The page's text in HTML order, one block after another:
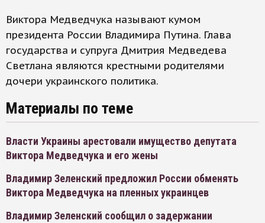
Виктора Медведчука называют кумом
президента России Владимира Путина. Глава
государства и супруга Дмитрия Медведева
Светлана являются крестными родителями
дочери украинского политика.
Материалы по теме
Власти Украины арестовали имущество депутата
Виктора Медведчука и его жены
Владимир Зеленский предложил России обменять
Виктора Медведчука на пленных украинцев
Владимир Зеленский сообщил о задержании